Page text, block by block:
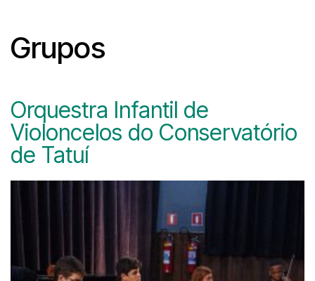
Grupos
Orquestra Infantil de
Violoncelos do Conservatório
de Tatuí